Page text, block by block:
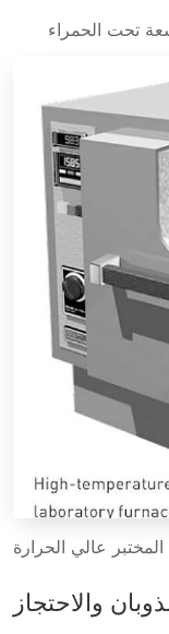
تحت الحمراء
عالي الحرارة
والاحتجاز